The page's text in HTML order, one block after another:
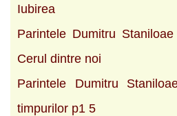
Iubirea
Parintele Dumitru
Cerul dintre noi
Parintele Dumitru
timpurilor p1 5